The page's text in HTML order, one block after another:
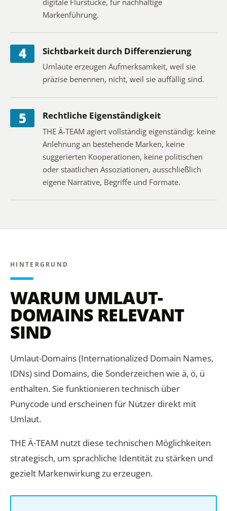
digitale Flurstücke, für nachhaltige
Markenführung.
4 Sichtbarkeit durch Differenzierung
Umlaute erzeugen Aufmerksamkeit, weil sie
präzise benennen, nicht, weil sie auffällig sind.
5 Rechtliche Eigenständigkeit
THE Ä-TEAM agiert vollständig eigenständig: keine
Anlehnung an bestehende Marken, keine
suggerierten Kooperationen, keine politischen
oder staatlichen Assoziationen, ausschließlich
eigene Narrative, Begriffe und Formate.
HINTERGRUND
WARUM UMLAUT-
DOMAINS RELEVANT
SIND
Umlaut-Domains (Internationalized Domain Names,
IDNs) sind Domains, die Sonderzeichen wie ä, ö, ü
enthalten. Sie funktionieren technisch über
Punycode und erscheinen für Nutzer direkt mit
Umlaut.
THE Ä-TEAM nutzt diese technischen Möglichkeiten
strategisch, um sprachliche Identität zu stärken und
gezielt Markenwirkung zu erzeugen.